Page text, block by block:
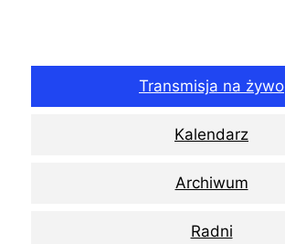
Transmisja na żywo
Kalendarz
Archiwum
Radni